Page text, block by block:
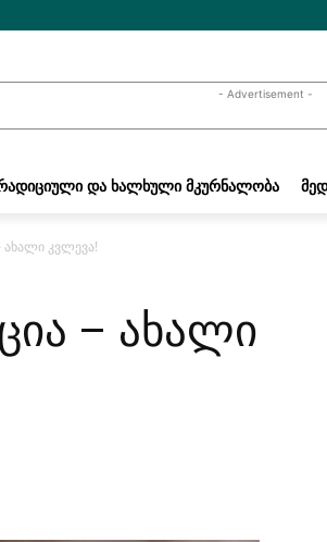
- Advertisement -
ᲓᲐ ᲮᲐᲚᲮᲣᲚᲘ ᲛᲙᲣᲠᲜᲐᲚᲝᲑᲐ
ახალი კვლევა!
– ახალი